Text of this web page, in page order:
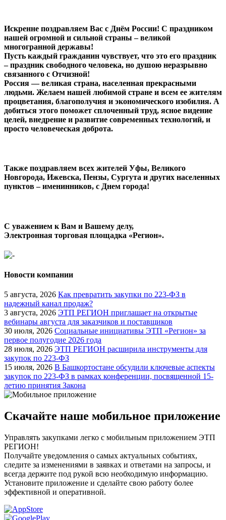
Искренне поздравляем Вас с Днём России! С праздником
нашей огромной и сильной страны – великой
многогранной державы!
Пусть каждый гражданин чувствует, что это его праздник
– праздник свободного человека, но душою неразрывно
связанного с Отчизной!
Россия — великая страна, населенная прекрасными
людьми. Желаем нашей любимой стране и всем ее жителям
процветания, благополучия и экономического изобилия. А
добиться этого поможет сплоченный труд, ясное видение
целей, внедрение и развитие современных технологий, и
просто человеческая доброта.
Также поздравляем всех жителей Уфы, Великого
Новгорода, Ижевска, Пензы, Сургута и других населенных
пунктов – именинников, с Днем города!
С уважением к Вам и Вашему делу,
Электронная торговая площадка «Регион».
Новости компании
5 августа, 2026 Как превратить закупки по 223-ФЗ в
надежный канал продаж?
3 августа, 2026 ЭТП РЕГИОН приглашает на открытые
вебинары августа для заказчиков и поставщиков
30 июля, 2026 Социальные инициативы ЭТП «Регион» за
первое полугодие 2026 года
28 июля, 2026 ЭТП РЕГИОН расширила инструменты для
закупок по 223-ФЗ
15 июля, 2026 В Башкортостане обсудили ключевые аспекты
закупок по 223-ФЗ в рамках конференции, посвященной 15-
летию принятия Закона
Скачайте наше мобильное приложение
Управлять закупками легко с мобильным приложением ЭТП
РЕГИОН!
Получайте уведомления о самых актуальных событиях,
следите за изменениями в заявках и ответами на запросы, и
всегда держите под рукой всю необходимую информацию.
Установите приложение и сделайте свою работу более
эффективной и оперативной.